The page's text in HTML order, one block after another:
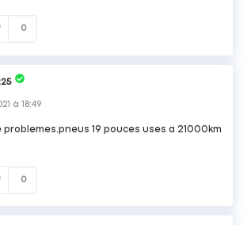
0
à18:49
19 pouces uses a 21000km
0